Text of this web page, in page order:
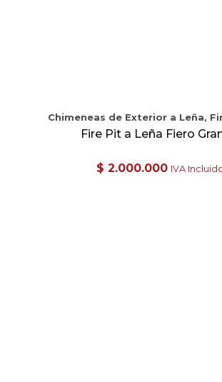
Chimeneas de Exterior a Leña,
Fire Pit a Leña Fiero
$ 2.000.000 IVA